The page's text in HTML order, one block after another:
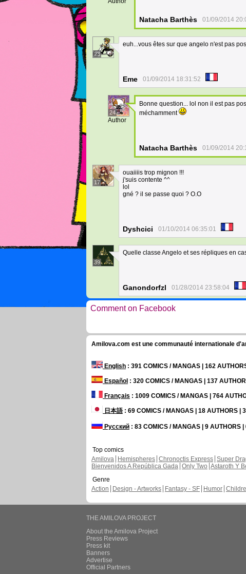
Natacha Barthès 01/09/2014
23
euh...vous êtes sur que angelo n'est pas
Eme 01/09/2014 18:31:52
24
Author
Bonne question... lol non il est pas
méchamment
Natacha Barthès 01/09/2014
17
ouaiiiis trop mignon !!!
j'suis contente ^^
lol
gné ? il se passe quoi ? O.O
Dyshcici 01/10/2014 06:35:01
39
Quelle classe Angelo et ses répliques en
Ganondorfzl 01/28/2014 23:58:04
Comment on Facebook
Amilova.com est une communauté internationale
English : 391 COMICS / MANGAS | 162
Español : 320 COMICS / MANGAS | 137
Français : 1009 COMICS / MANGAS | 764
日本語: 69 COMICS / MANGAS | 18 AUTHORS |
Русский : 83 COMICS / MANGAS | 9 AUTHORS |
Top comics
Amilova
Hemispheres Chronoctis Express Super
Bienvenidos A República Gada Only Two Astaroth Y
Genre
Action
Design - Artworks Fantasy - SF Humor
THE AMILOVA PROJECT
About the Amilova Project
Press Reviews
Press kit
Banners
Advertise
Official Partners